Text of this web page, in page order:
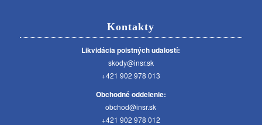
Kontakty
Likvidácia poistných udalostí:
skody@insr.sk
+421 902 978 013
Obchodné oddelenie:
obchod@insr.sk
+421 902 978 012